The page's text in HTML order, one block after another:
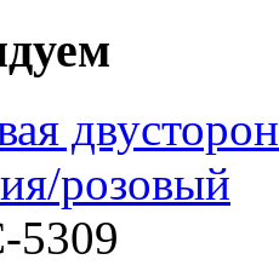
розовый
5309